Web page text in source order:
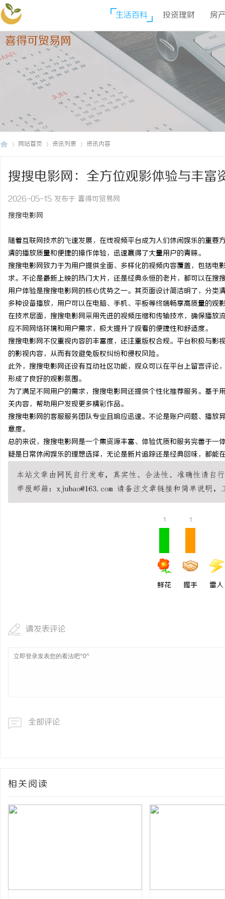
喜得可贸易网
生活百科 投资理财 房
网站首页 资讯列表 资讯内容
搜搜电影网：全方位观影体验与丰富
2026-05-15 发布于 喜得可贸易网
搜搜电影网
随着互联网技术的飞速发展，在线视频平台成为人们休闲娱乐的重
清的播放质量和便捷的操作体验，迅速赢得了大量用户的青睐。
搜搜电影网致力于为用户提供全面、多样化的视频内容覆盖，包括
求。不论是最新上映的热门大片，还是经典永恒的老片，都可以在搜
用户体验是搜搜电影网的核心优势之一。其页面设计简洁明了，分
多种设备播放，用户可以在电脑、手机、平板等终端畅享高质量的观
在技术层面，搜搜电影网采用先进的视频压缩和传输技术，确保播
应不同网络环境和用户需求，极大提升了观看的便捷性和舒适度。
搜搜电影网不仅重视内容的丰富度，还注重版权合规。平台积极与
的影视内容，从而有效避免版权纠纷和侵权风险。
此外，搜搜电影网还设有互动社区功能，观众可以在平台上留言评
形成了良好的观影氛围。
为了满足不同用户的需求，搜搜电影网还提供个性化推荐服务。基
关内容，帮助用户发现更多精彩作品。
搜搜电影网的客服服务团队专业且响应迅速。不论是账户问题、播
意度。
总的来说，搜搜电影网是一个集资源丰富、体验优质和服务完善于
疑是日常休闲娱乐的理想选择，无论是新片追踪还是经典回味，都能
1
鲜花
1
握手 雷人
请发表评论
全部评论
相关阅读
数据资产入表的“合规
如何为数据知识产权登